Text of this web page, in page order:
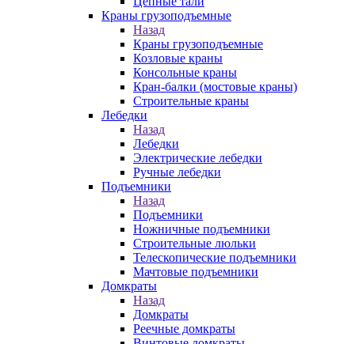
Краны грузоподъемные
Назад
Краны грузоподъемные
Козловые краны
Консольные краны
Кран-балки (мостовые краны)
Строительные краны
Лебедки
Назад
Лебедки
Электрические лебедки
Ручные лебедки
Подъемники
Назад
Подъемники
Ножничные подъемники
Строительные люльки
Телескопические подъемники
Мачтовые подъемники
Домкраты
Назад
Домкраты
Реечные домкраты